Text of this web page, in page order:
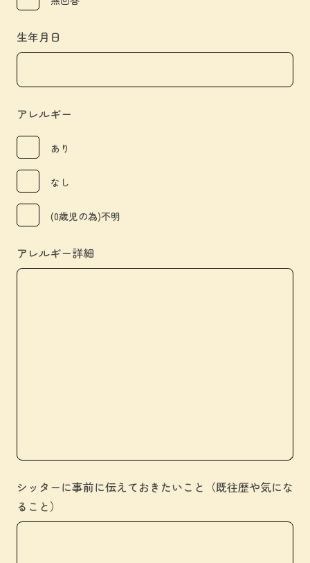
生年月日
アレルギー
あり
なし
(0歳児の為)不明
アレルギー詳細
シッターに事前に伝えておきたいこと（既往歴や気にな
ること）